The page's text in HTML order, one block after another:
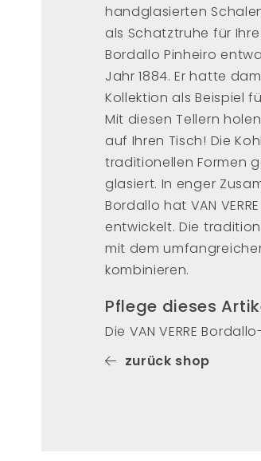
handglasierten
als Schatztruhe für
Bordallo Pinheiro
Jahr 1884. Er hatte
Kollektion als Beispiel
Mit diesen Tellern
auf Ihren Tisch! Die
traditionellen Formen
glasiert. In enger
Bordallo hat VAN
entwickelt. Die
mit dem
kombinieren.
Pflege dieses
Die VAN VERRE
zurück shop